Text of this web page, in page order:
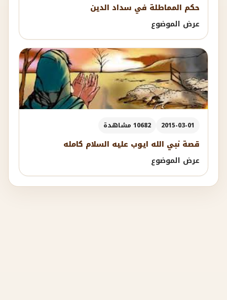
حكم المماطلة في سداد الدين
عرض الموضوع
2015-03-01 10682 مشاهدة
قصة نبي الله ايوب عليه السلام كامله
عرض الموضوع